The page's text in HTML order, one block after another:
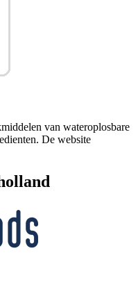
van wateroplosbare
De website